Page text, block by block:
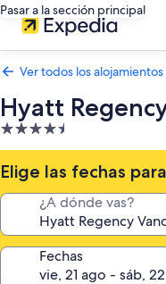
Pasar a la sección principal
Ver todos los alojamientos
Hyatt
Alojamiento
de
4.5 estrellas
Elige las fechas
¿A dónde vas?
Fechas